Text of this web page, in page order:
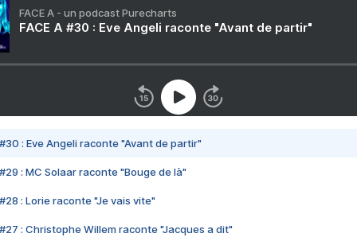
FACE A - un podcast Purecharts
FACE A #30 : Eve Angeli raconte "Avant de partir"
#30 : Eve Angeli raconte "Avant de partir"
#29 : MC Solaar raconte "Bouge de là"
#28 : Lorie raconte "Je vais vite"
#27 : Christophe Willem raconte "Jacques a dit"